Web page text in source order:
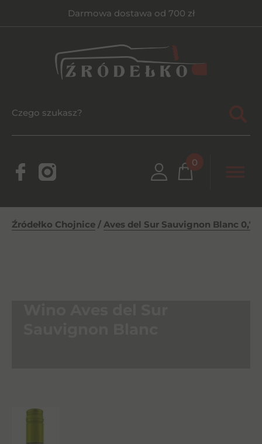
Darmowa dostawa od 700 zł
0
Źródełko Chojnice / Aves del Sur Sauvignon Blanc 0,75l